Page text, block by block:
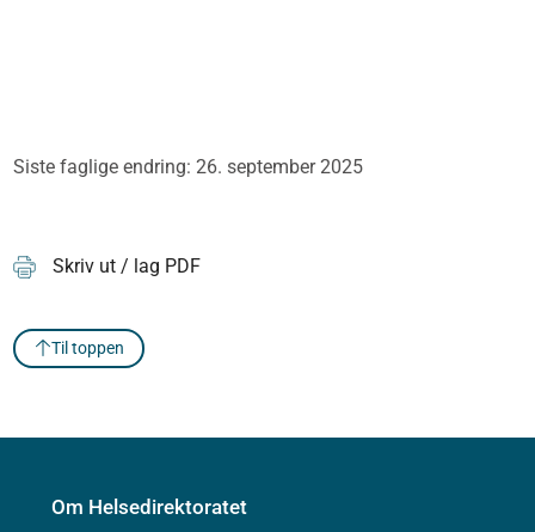
Siste faglige endring: 26. september 2025
Skriv ut / lag PDF
Til toppen
Om Helsedirektoratet